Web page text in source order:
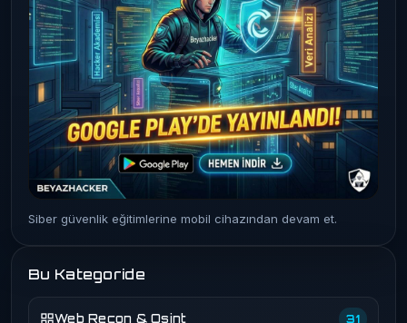
Siber güvenlik eğitimlerine mobil cihazından devam et.
Bu Kategoride
Web Recon & Osint 31